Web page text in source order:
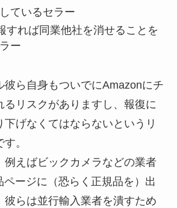
ているセラー
すれば同業他社を消せることを
ー
彼ら自身もついでにAmazonにチ
るリスクがありますし、報復に
下げなくてはならないというリ
。
例えばビックカメラなどの業者
ページに（恐らく正規品を）出
彼らは並行輸入業者を潰すため